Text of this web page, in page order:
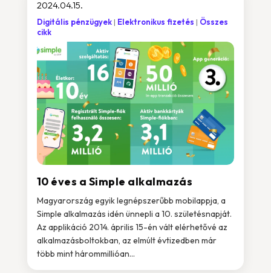
10 éves a Simple alkalmazás
2024.04.15.
Digitális pénzügyek Elektronikus fizetés
Összes
cikk
Magyarország egyik legnépszerűbb mobilappja, a
Simple alkalmazás idén ünnepli a 10. születésnapját.
Az applikáció 2014. április 15-én vált elérhetővé az
alkalmazásboltokban, az elmúlt évtizedben már
több mint hárommillióan...